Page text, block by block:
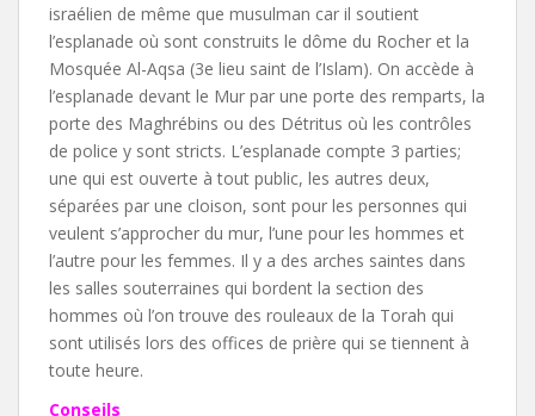
israélien de même que musulman car il soutient
l’esplanade où sont construits le dôme du Rocher et la
Mosquée Al-Aqsa (3e lieu saint de l’Islam). On accède à
l’esplanade devant le Mur par une porte des remparts, la
porte des Maghrébins ou des Détritus où les contrôles
de police y sont stricts. L’esplanade compte 3 parties;
une qui est ouverte à tout public, les autres deux,
séparées par une cloison, sont pour les personnes qui
veulent s’approcher du mur, l’une pour les hommes et
l’autre pour les femmes. Il y a des arches saintes dans
les salles souterraines qui bordent la section des
hommes où l’on trouve des rouleaux de la Torah qui
sont utilisés lors des offices de prière qui se tiennent à
toute heure.
Conseils